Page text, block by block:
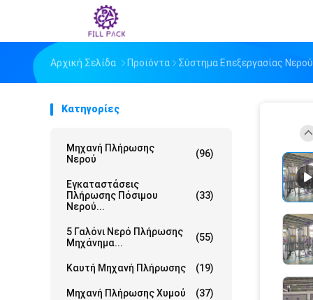
Αρχική Σελίδα Προϊόντα Σύστημα Επεξεργασίας Νερού
Κατηγορίες
Μηχανή Πλήρωσης
Νερού
(96)
Εγκαταστάσεις
Πλήρωσης Πόσιμου
Νερού...
(33)
5 Γαλόνι Νερό Πλήρωσης
Μηχάνημα...
(55)
Καυτή Μηχανή Πλήρωσης (19)
Μηχανή Πλήρωσης Χυμού (37)